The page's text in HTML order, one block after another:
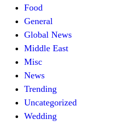
Food
General
Global News
Middle East
Misc
News
Trending
Uncategorized
Wedding